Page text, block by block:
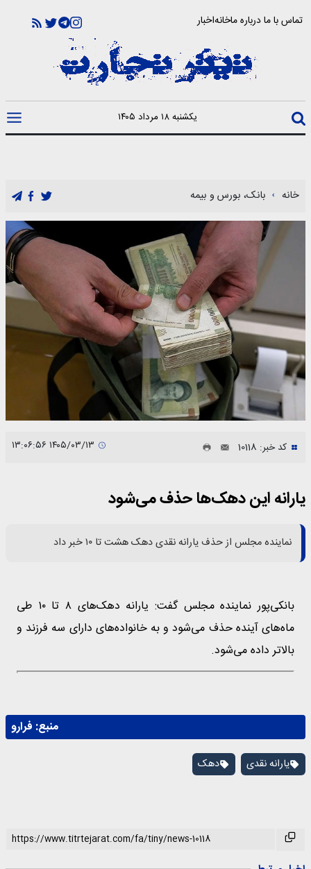
تماس با مادرباره ماخانهاخبار
یکشنبه ۱۸ مرداد ۱۴۰۵
خانه بانک، بورس و بیمه
کد خبر: 10118
یارانه این دهک‌ها حذف می‌شود
نماینده مجلس از حذف یارانه نقدی دهک هشت تا ۱۰ خبر داد
بانکی‌پور نماینده مجلس گفت: یارانه دهک‌های ۸ تا ۱۰ طی
ماه‌های آینده حذف می‌شود و به خانواده‌های دارای سه فرزند و
بالاتر داده می‌شود.
منبع: فرارو
یارانه نقدی دهک